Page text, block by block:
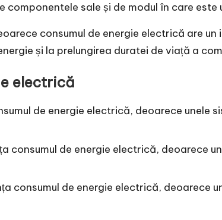
sale și de modul în care este
consumul de energie electrică are
și la prelungirea duratei de viață a
electrică
de energie electrică, deoarece unele
consumul de energie electrică, deoarece
consumul de energie electrică, deoarece